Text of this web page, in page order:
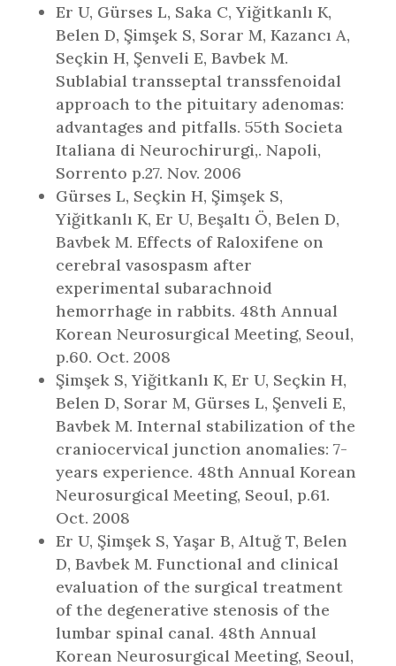
Er U, Gürses L, Saka C, Yiğitkanlı K,
Belen D, Şimşek S, Sorar M, Kazancı A,
Seçkin H, Şenveli E, Bavbek M.
Sublabial transseptal transsfenoidal
approach to the pituitary adenomas:
advantages and pitfalls. 55th Societa
Italiana di Neurochirurgi,. Napoli,
Sorrento p.27. Nov. 2006
Gürses L, Seçkin H, Şimşek S,
Yiğitkanlı K, Er U, Beşaltı Ö, Belen D,
Bavbek M. Effects of Raloxifene on
cerebral vasospasm after
experimental subarachnoid
hemorrhage in rabbits. 48th Annual
Korean Neurosurgical Meeting, Seoul,
p.60. Oct. 2008
Şimşek S, Yiğitkanlı K, Er U, Seçkin H,
Belen D, Sorar M, Gürses L, Şenveli E,
Bavbek M. Internal stabilization of the
craniocervical junction anomalies: 7-
years experience. 48th Annual Korean
Neurosurgical Meeting, Seoul, p.61.
Oct. 2008
Er U, Şimşek S, Yaşar B, Altuğ T, Belen
D, Bavbek M. Functional and clinical
evaluation of the surgical treatment
of the degenerative stenosis of the
lumbar spinal canal. 48th Annual
Korean Neurosurgical Meeting, Seoul,